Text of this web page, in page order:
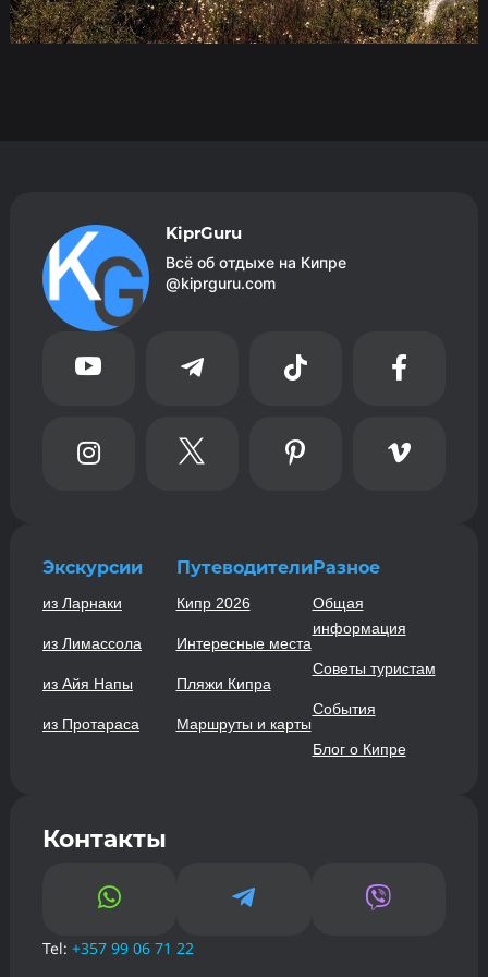
KiprGuru
Всё об отдыхе на Кипре
@kiprguru.com
   
   
Экскурсии
из Ларнаки
из Лимассола
из Айя Напы
из Протараса
Путеводители
Кипр 2026
Интересные места
Пляжи Кипра
Маршруты и карты
Разное
Общая
информация
Советы туристам
События
Блог о Кипре
Контакты
  
Tel: +357 99 06 71 22